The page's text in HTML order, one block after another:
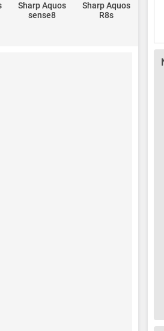
Sharp Aquos
sense8
Sharp Aquos
R8s